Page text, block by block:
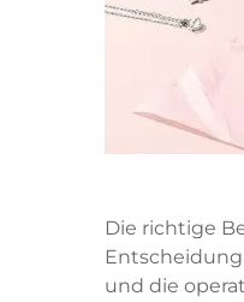
Die richtige
und die